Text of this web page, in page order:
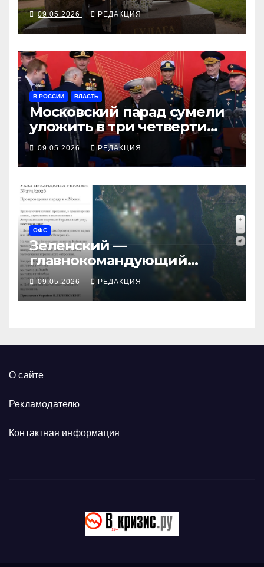
прикрывайте свои
преступления народной
Победой!»
09.05.2026 РЕДАКЦИЯ
В РОССИИ ВЛАСТЬ
Московский парад сумели
уложить в три четверти
часа
09.05.2026 РЕДАКЦИЯ
ОФС
Зеленский —
главнокомандующий
Красной площади
09.05.2026 РЕДАКЦИЯ
О сайте
Рекламодателю
Контактная информация